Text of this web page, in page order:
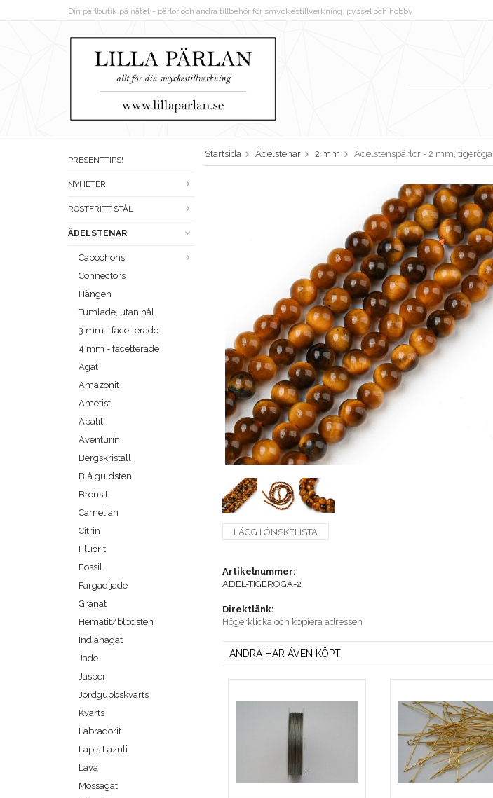
Din pärlbutik på nätet - pärlor och andra tillbehör för smyckestillverkning, pyssel och hobby
PRESENTTIPS!
NYHETER
ROSTFRITT STÅL
ÄDELSTENAR
Cabochons
Connectors
Hängen
Tumlade, utan hål
3 mm - facetterade
4 mm - facetterade
Agat
Amazonit
Ametist
Apatit
Aventurin
Bergskristall
Blå guldsten
Bronsit
Carnelian
Citrin
Fluorit
Fossil
Färgad jade
Granat
Hematit/blodsten
Indianagat
Jade
Jasper
Jordgubbskvarts
Kvarts
Labradorit
Lapis Lazuli
Lava
Mossagat
Startsida Ädelstenar 2 mm Ädelstenspärlor - 2 mm, tigeröga
LÄGG I ÖNSKELISTA
Artikelnummer:
ADEL-TIGEROGA-2
Direktlänk:
Högerklicka och kopiera adressen
ANDRA HAR ÄVEN KÖPT